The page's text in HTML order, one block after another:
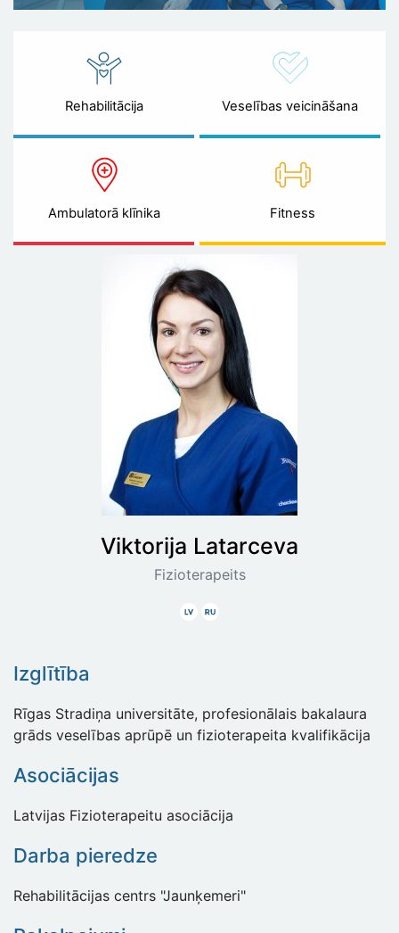
Rehabilitācija Veselības veicināšana
Ambulatorā klīnika Fitness
Viktorija Latarceva
Fizioterapeits
LatviskiKrieviski
Izglītība
Rīgas Stradiņa universitāte, profesionālais bakalaura
grāds veselības aprūpē un fizioterapeita kvalifikācija
Asociācijas
Latvijas Fizioterapeitu asociācija
Darba pieredze
Rehabilitācijas centrs "Jaunķemeri"